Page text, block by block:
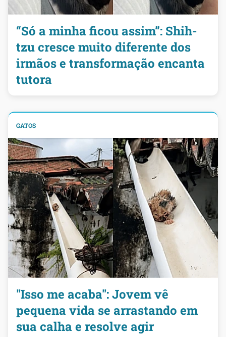
“Só a minha ficou assim”: Shih-
tzu cresce muito diferente dos
irmãos e transformação encanta
tutora
GATOS
"Isso me acaba": Jovem vê
pequena vida se arrastando em
sua calha e resolve agir